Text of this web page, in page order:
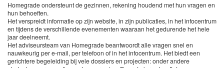
Homegrade ondersteunt de gezinnen, rekening houdend met hun vragen en
hun behoeften.
Het verspreidt informatie op zijn website, in zijn publicaties, in het infocentrum
en tijdens de verschillende evenementen waaraan het gedurende het hele
jaar deelneemt.
Het adviseursteam van Homegrade beantwoordt alle vragen snel en
nauwkeurig per e-mail, per telefoon of in het infocentrum. Het biedt een
gerichtere begeleiding bij vele dossiers en projecten: onder andere